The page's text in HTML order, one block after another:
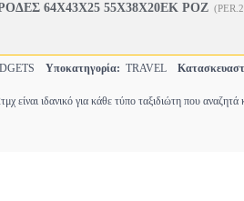
64Χ43Χ25 55Χ38Χ20ΕΚ ΡΟΖ
Υποκατηγορία: TRAVEL
είναι ιδανικό για κάθε τύπο ταξιδιώτη που